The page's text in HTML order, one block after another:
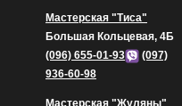
Мастерская "Тиса"
Большая Кольцевая, 4Б
(096) 655-01-93
(097)
936-60-98